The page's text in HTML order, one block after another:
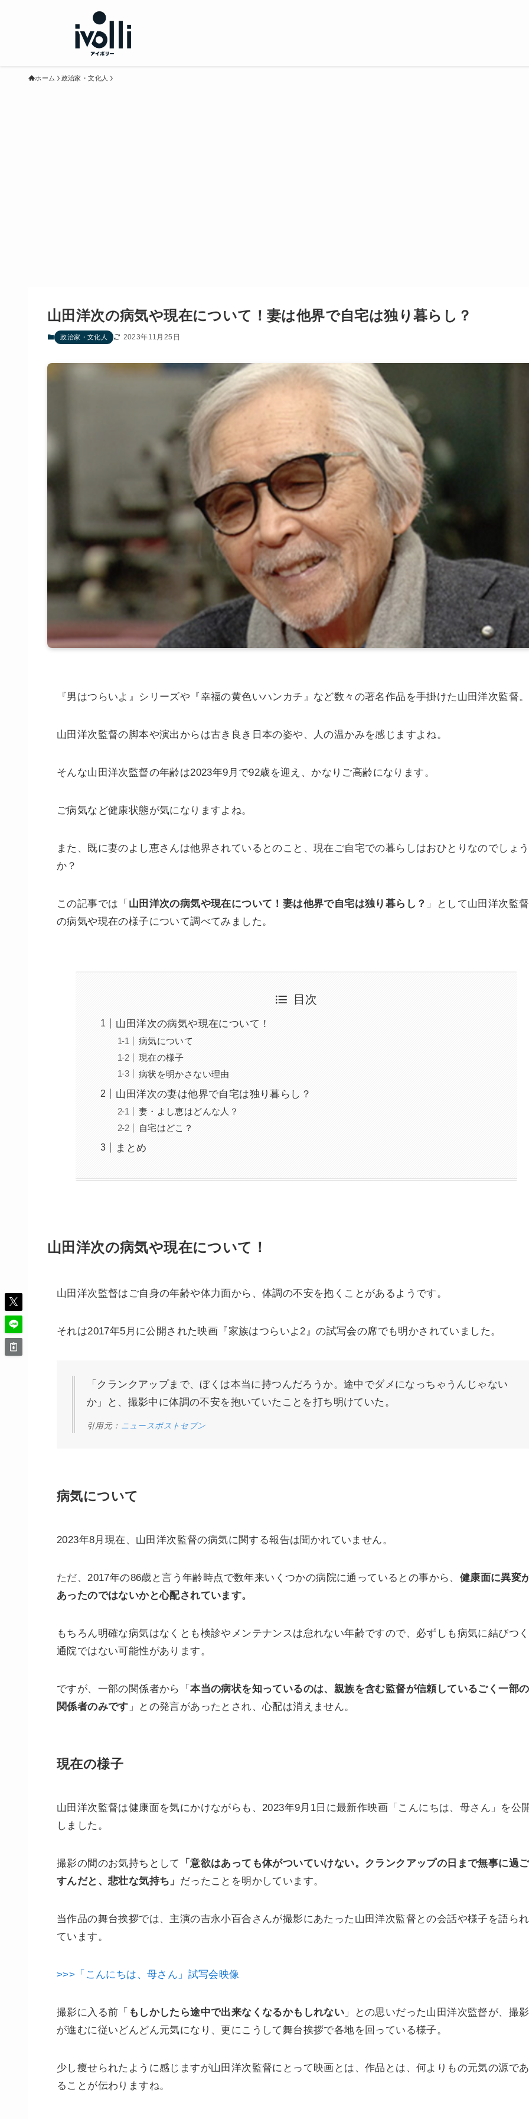
ホーム 政治家・文化人
山田洋次の病気や現在について！妻は他界で自宅は独り暮らし？
政治家・文化人 2023年11月25日
『男はつらいよ』シリーズや『幸福の黄色いハンカチ』など数々の著名作品を手掛けた山田洋次監督。
山田洋次監督の脚本や演出からは古き良き日本の姿や、人の温かみを感じますよね。
そんな山田洋次監督の年齢は2023年9月で92歳を迎え、かなりご高齢になります。
ご病気など健康状態が気になりますよね。
また、既に妻のよし恵さんは他界されているとのこと、現在ご自宅での暮らしはおひとりなのでしょう
か？
この記事では「 山田洋次の病気や現在について！妻は他界で自宅は独り暮らし？ 」として山田洋次監督
の病気や現在の様子について調べてみました。
目次
山田洋次の病気や現在について！
病気について
現在の様子
病状を明かさない理由
山田洋次の妻は他界で自宅は独り暮らし？
妻・よし恵はどんな人？
自宅はどこ？
まとめ
山田洋次の病気や現在について！
山田洋次監督はご自身の年齢や体力面から、体調の不安を抱くことがあるようです。
それは2017年5月に公開された映画『家族はつらいよ2』の試写会の席でも明かされていました。
「クランクアップまで、ぼくは本当に持つんだろうか。途中でダメになっちゃうんじゃない
か」と、撮影中に体調の不安を抱いていたことを打ち明けていた。
引用元： ニュースポストセブン
病気について
2023年8月現在、山田洋次監督の病気に関する報告は聞かれていません。
ただ、2017年の86歳と言う年齢時点で数年来いくつかの病院に通っているとの事から、 健康面に異変
あったのではないかと心配されています。
もちろん明確な病気はなくとも検診やメンテナンスは怠れない年齢ですので、必ずしも病気に結びつく
通院ではない可能性があります。
ですが、一部の関係者から「本当の病状を知っているのは、親族を含む監督が信頼しているごく一部の
関係者のみです 」との発言があったとされ、心配は消えません。
現在の様子
山田洋次監督は健康面を気にかけながらも、2023年9月1日に最新作映画「こんにちは、母さん」を公
しました。
撮影の間のお気持ちとして
「意欲はあっても体がついていけない。クランクアップの日まで無事に過ご
すんだと、悲壮な気持ち」 だったことを明かしています。
当作品の舞台挨拶では、主演の吉永小百合さんが撮影にあたった山田洋次監督との会話や様子を語られ
ています。
>>>「こんにちは、母さん」試写会映像
撮影に入る前「 もしかしたら途中で出来なくなるかもしれない 」との思いだった山田洋次監督が、撮影
が進むに従いどんどん元気になり、更にこうして舞台挨拶で各地を回っている様子。
少し痩せられたように感じますが山田洋次監督にとって映画とは、作品とは、何よりもの元気の源であ
ることが伝わりますね。